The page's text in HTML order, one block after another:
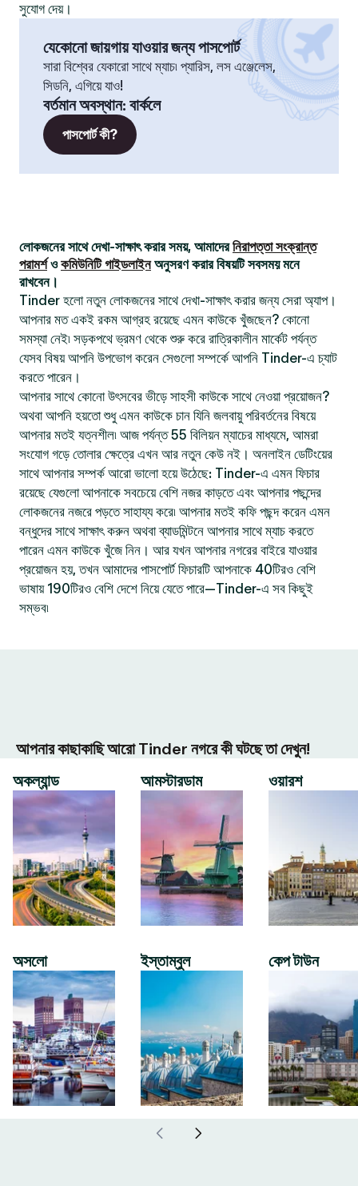
সুযোগ দেয়।
যেকোনো জায়গায় যাওয়ার জন্য পাসপোর্ট
সারা বিশ্বের যেকারো সাথে ম্যাচ৷ প্যারিস, লস এঞ্জেলেস,
সিডনি, এগিয়ে যাও!
বর্তমান অবস্থান: বার্কলে
পাসপোর্ট কী?
লোকজনের সাথে দেখা-সাক্ষাৎ করার সময়, আমাদেরনিরাপত্তা সংক্রান্ত
পরামর্শওকমিউনিটি গাইডলাইনঅনুসরণ করার বিষয়টি সবসময় মনে
রাখবেন।
Tinder হলো নতুন লোকজনের সাথে দেখা-সাক্ষাৎ করার জন্য সেরা অ্যাপ।
আপনার মত একই রকম আগ্রহ রয়েছে এমন কাউকে খুঁজছেন? কোনো
সমস্যা নেই৷ সড়কপথে ভ্রমণ থেকে শুরু করে রাত্রিকালীন মার্কেট পর্যন্ত
যেসব বিষয় আপনি উপভোগ করেন সেগুলো সম্পর্কে আপনি Tinder-এ চ্যাট
করতে পারেন।
আপনার সাথে কোনো উৎসবের ভীড়ে সাহসী কাউকে সাথে নেওয়া প্রয়োজন?
অথবা আপনি হয়তো শুধু এমন কাউকে চান যিনি জলবায়ু পরিবর্তনের বিষয়ে
আপনার মতই যত্নশীল৷ আজ পর্যন্ত 55 বিলিয়ন ম্যাচের মাধ্যমে, আমরা
সংযোগ গড়ে তোলার ক্ষেত্রে এখন আর নতুন কেউ নই। অনলাইন ডেটিংয়ের
সাথে আপনার সম্পর্ক আরো ভালো হয়ে উঠেছে: Tinder-এ এমন ফিচার
রয়েছে যেগুলো আপনাকে সবচেয়ে বেশি নজর কাড়তে এবং আপনার পছন্দের
লোকজনের নজরে পড়তে সাহায্য করে৷ আপনার মতই কফি পছন্দ করেন এমন
বন্ধুদের সাথে সাক্ষাৎ করুন অথবা ব্যাডমিন্টনে আপনার সাথে ম্যাচ করতে
পারেন এমন কাউকে খুঁজে নিন। আর যখন আপনার নগরের বাইরে যাওয়ার
প্রয়োজন হয়, তখন আমাদের পাসপোর্ট ফিচারটি আপনাকে 40টিরও বেশি
ভাষায় 190টিরও বেশি দেশে নিয়ে যেতে পারে—Tinder-এ সব কিছুই
সম্ভব৷
আপনার কাছাকাছি আরো Tinder নগরে কী ঘটছে তা দেখুন!
অকল্যান্ড
অসলো
আমস্টারডাম
ইস্তাম্বুল
ওয়ারশ
কেপ টাউন